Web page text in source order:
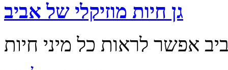
גן חיות מוזיקלי של אביב